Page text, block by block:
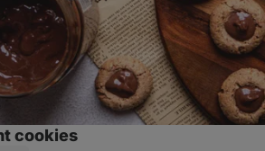
cookies